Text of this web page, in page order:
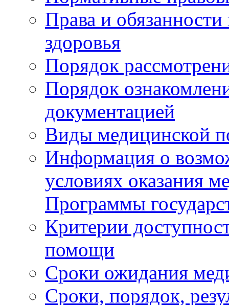
Права и
здоровья
Порядок
Порядок
документацией
Виды медицинской
Информация о
условиях оказания
Программы
Критерии
помощи
Сроки ожидания
Сроки, порядок,